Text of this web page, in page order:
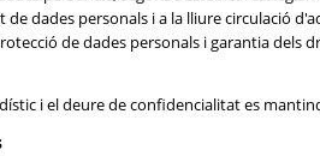
dades personals i a la lliure circulació
de dades personals i garantia
i el deure de confidencialitat es